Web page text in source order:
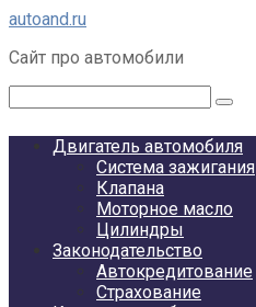
Перейти
контенту
autoand.ru
Сайт про автомобили
Двигатель автомобиля
Система зажигания
Клапана
Моторное масло
Цилиндры
Законодательство
Автокредитование
Страхование